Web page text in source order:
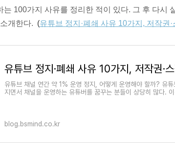
100가지 사유를 정리한 적이 있다. 그 후 다시
개한다. (유튜브 정지·폐쇄 사유 10가지, 저작권
유튜브 채널 연간 약 1% 운영 정지, 어떻게 운영해야 할까? 유
지면서 채널을 운영하는 유튜버를 꿈꾸는 분들이 상당히 많다.
blog.bsmind.co.kr